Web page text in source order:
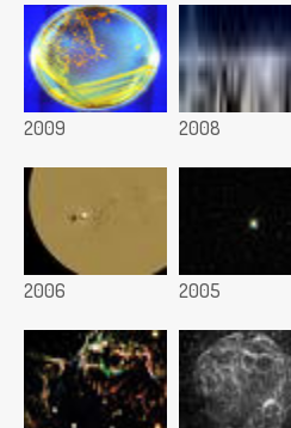
2009 2008
2006 2005